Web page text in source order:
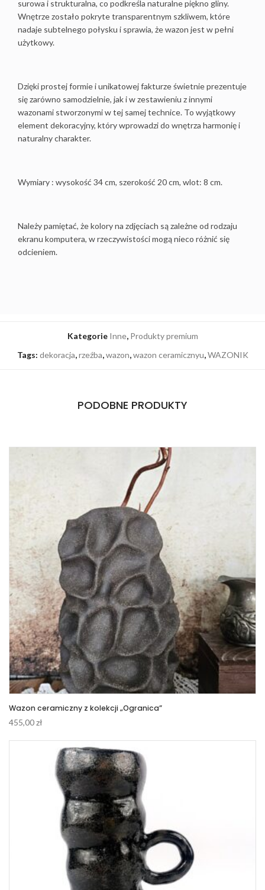
surowa i strukturalna, co podkreśla naturalne piękno gliny.
Wnętrze zostało pokryte transparentnym szkliwem, które
nadaje subtelnego połysku i sprawia, że wazon jest w pełni
użytkowy.
Dzięki prostej formie i unikatowej fakturze świetnie prezentuje
się zarówno samodzielnie, jak i w zestawieniu z innymi
wazonami stworzonymi w tej samej technice. To wyjątkowy
element dekoracyjny, który wprowadzi do wnętrza harmonię i
naturalny charakter.
Wymiary : wysokość 34 cm, szerokość 20 cm, wlot: 8 cm.
Należy pamiętać, że kolory na zdjęciach są zależne od rodzaju
ekranu komputera, w rzeczywistości mogą nieco różnić się
odcieniem.
Kategorie Inne, Produkty premium
Tags: dekoracja,rzeźba,wazon,wazon ceramicznyu,WAZONIK
PODOBNE PRODUKTY
Wazon ceramiczny z kolekcji „Ogranica”
455,00zł